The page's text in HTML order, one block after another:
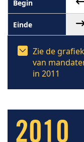
Zie de
van
in 2011
2010